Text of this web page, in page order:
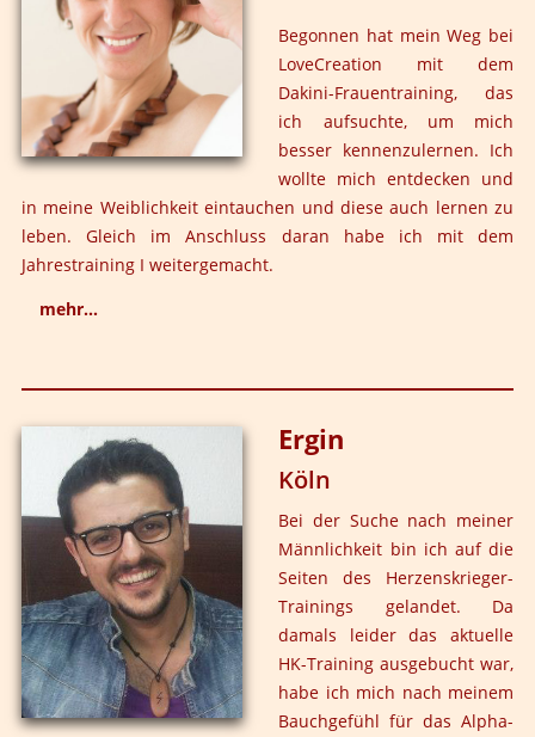
Begonnen hat mein Weg bei
LoveCreation mit dem
Dakini-Frauentraining, das
ich aufsuchte, um mich
besser kennenzulernen. Ich
wollte mich entdecken und
in meine Weiblichkeit eintauchen und diese auch lernen zu
leben. Gleich im Anschluss daran habe ich mit dem
Jahrestraining I weitergemacht.
mehr...
verschiedenen Phasen meines Lebens zu gehen und
dabei Entwicklungsschritte nachzuholen. Es beeindruckt
mich, dass ich in einem Schutzraum in einer liebevollen
Gemeinschaft und mit einer Führung, bei der ich mich
stets sicher und geborgen fühlen darf, mich und meine
Verletzungen anzusehen, meine Themen zu beleuchten,
um im Alltag anders damit umzugehen. Das Training
strotzt vor Originalität und Vielfalt, und reißt einen
immer wieder von Neuem mit in einen Sog von
Abenteuer, Spaß, Heilung, Wachstum, Entwicklung,
Freundschaft, Gemeinschaft und Selbstliebe.
Ergin
Köln
Bei der Suche nach meiner
Männlichkeit bin ich auf die
Seiten des Herzenskrieger-
Trainings gelandet. Da
damals leider das aktuelle
HK-Training ausgebucht war,
habe ich mich nach meinem
Bauchgefühl für das Alpha-